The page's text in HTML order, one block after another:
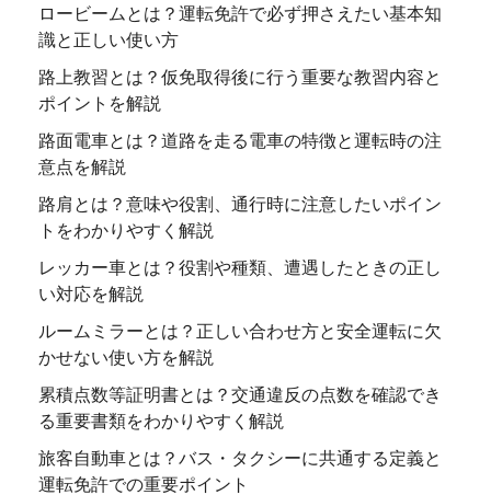
ロービームとは？運転免許で必ず押さえたい基本知
識と正しい使い方
路上教習とは？仮免取得後に行う重要な教習内容と
ポイントを解説
路面電車とは？道路を走る電車の特徴と運転時の注
意点を解説
路肩とは？意味や役割、通行時に注意したいポイン
トをわかりやすく解説
レッカー車とは？役割や種類、遭遇したときの正し
い対応を解説
ルームミラーとは？正しい合わせ方と安全運転に欠
かせない使い方を解説
累積点数等証明書とは？交通違反の点数を確認でき
る重要書類をわかりやすく解説
旅客自動車とは？バス・タクシーに共通する定義と
運転免許での重要ポイント